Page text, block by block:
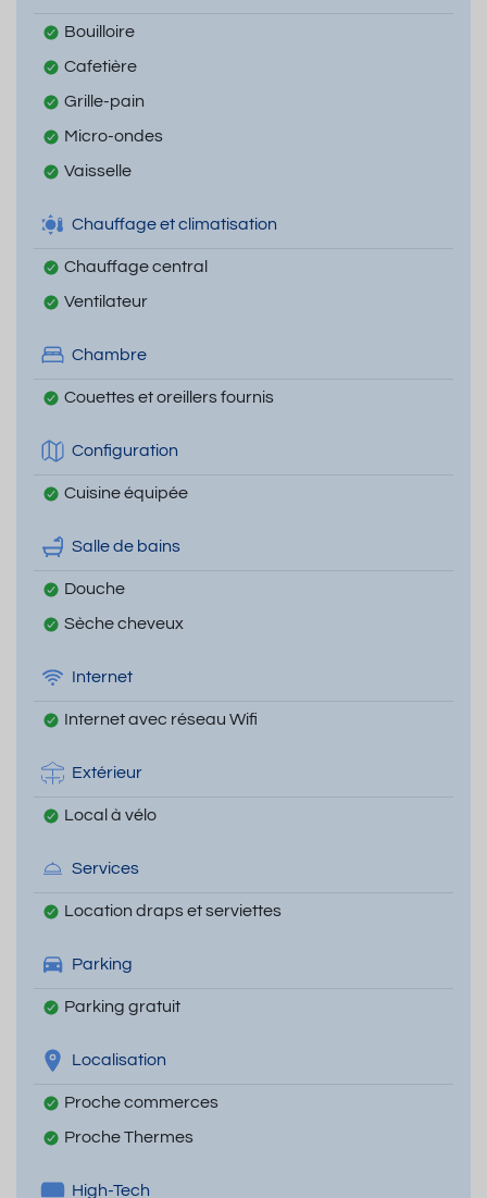
Bouilloire
Cafetière
Grille-pain
Micro-ondes
Vaisselle
Chauffage et climatisation
Chauffage central
Ventilateur
Chambre
Couettes et oreillers fournis
Configuration
Cuisine équipée
Salle de bains
Douche
Sèche cheveux
Internet
Internet avec réseau Wifi
Extérieur
Local à vélo
Services
Location draps et serviettes
Parking
Parking gratuit
Localisation
Proche commerces
Proche Thermes
High-Tech